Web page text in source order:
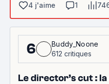
4 j'aime
1
6
Buddy_Noone
612 critiques
Le director’s cut :